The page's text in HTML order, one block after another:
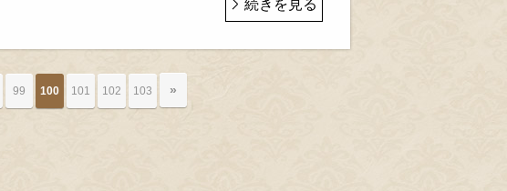
続きを見る
99 100 101 102 103 »